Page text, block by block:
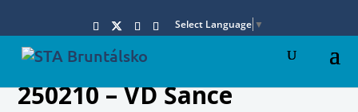
Select Language ▼
250210 – VD Šance